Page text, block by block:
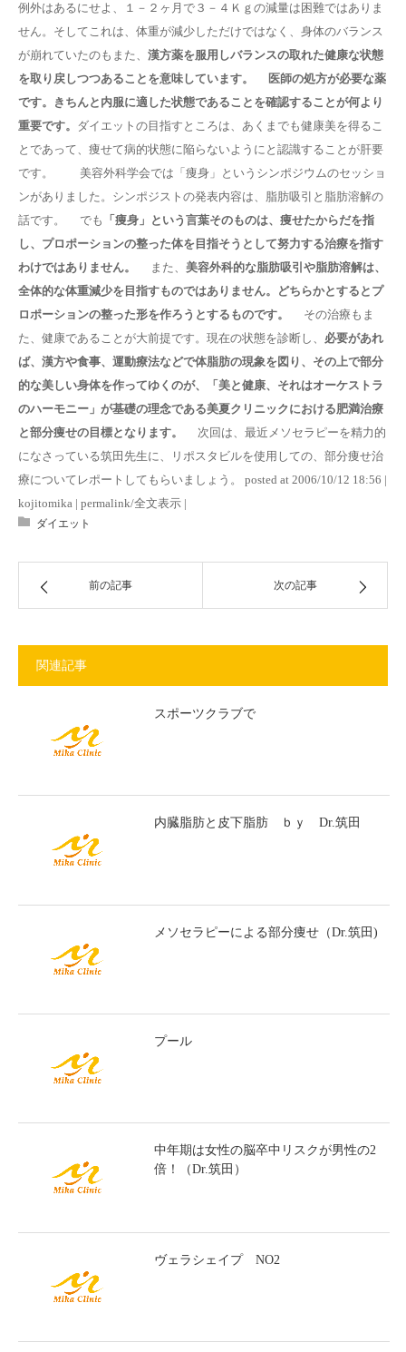
例外はあるにせよ、１－２ヶ月で３－４Ｋｇの減量は困難ではありま
せん。そしてこれは、体重が減少しただけではなく、身体のバランス
が崩れていたのもまた、 漢方薬を服用しバランスの取れた健康な状態
を取り戻しつつあることを意味しています。
医師の処方が必要な薬
です。きちんと内服に適した状態であることを確認することが何より
重要です。 ダイエットの目指すところは、あくまでも健康美を得るこ
とであって、痩せて病的状態に陥らないようにと認識することが肝要
です。 美容外科学会では「痩身」というシンポジウムのセッショ
ンがありました。シンポジストの発表内容は、脂肪吸引と脂肪溶解の
話です。 でも 「痩身」という言葉そのものは、痩せたからだを指
し、プロポーションの整った体を目指そうとして努力する治療を指す
わけではありません。
また、 美容外科的な脂肪吸引や脂肪溶解は、
全体的な体重減少を目指すものではありません。どちらかとするとプ
ロポーションの整った形を作ろうとするものです。
その治療もま
た、健康であることが大前提です。現在の状態を診断し、 必要があれ
ば、漢方や食事、運動療法などで体脂肪の現象を図り、その上で部分
的な美しい身体を作ってゆくのが、「美と健康、それはオーケストラ
のハーモニー」が基礎の理念である美夏クリニックにおける肥満治療
と部分痩せの目標となります。
次回は、最近メソセラピーを精力的
になさっている筑田先生に、リポスタビルを使用しての、部分痩せ治
療についてレポートしてもらいましょう。 posted at 2006/10/12 18:56 |
kojitomika | permalink/全文表示 |
ダイエット
前の記事 次の記事
関連記事
スポーツクラブで
内臓脂肪と皮下脂肪 ｂｙ Dr.筑田
メソセラピーによる部分痩せ（Dr.筑田)
プール
中年期は女性の脳卒中リスクが男性の2
倍！（Dr.筑田）
ヴェラシェイプ NO2